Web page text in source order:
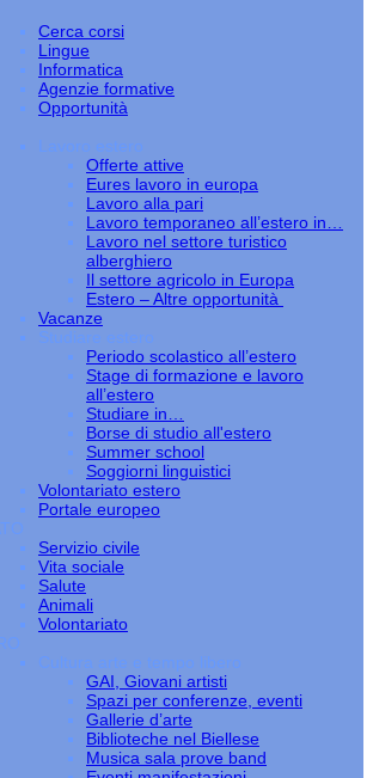
Cerca corsi
Lingue
Informatica
Agenzie formative
Opportunità
Lavoro estero
Offerte attive
Eures lavoro in europa
Lavoro alla pari
Lavoro temporaneo all’estero in…
Lavoro nel settore turistico
alberghiero
Il settore agricolo in Europa
Estero – Altre opportunità
Vacanze
Studiare estero
Periodo scolastico all’estero
Stage di formazione e lavoro
all’estero
Studiare in…
Borse di studio all'estero
Summer school
Soggiorni linguistici
Volontariato estero
Portale europeo
Servizio civile
Vita sociale
Salute
Animali
Volontariato
Cultura arte e tempo libero
GAI, Giovani artisti
Spazi per conferenze, eventi
Gallerie d’arte
Biblioteche nel Biellese
Musica sala prove band